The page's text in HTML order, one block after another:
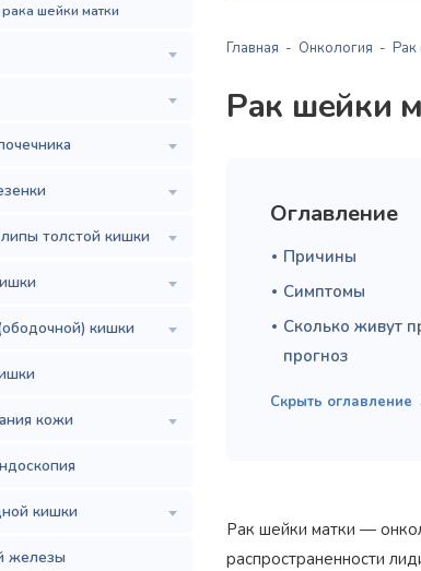
шейки матки
толстой кишки
кишки
кожи
кишки
железы
Главная Онкология Рак
Рак шейки
Оглавление
Причины
Симптомы
Сколько живут
прогноз
Рак шейки матки —
распространенности